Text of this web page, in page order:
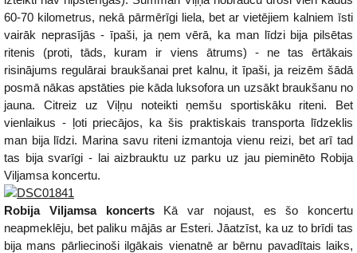
60-70 kilometrus, nekā pārmērīgi liela, bet ar vietējiem kalniem īsti
vairāk neprasījās - īpaši, ja ņem vērā, ka man līdzi bija pilsētas
ritenis (proti, tāds, kuram ir viens ātrums) - ne tas ērtākais
risinājums regulārai braukšanai pret kalnu, it īpaši, ja reizēm šādā
posmā nākas apstāties pie kāda luksofora un uzsākt braukšanu no
jauna. Citreiz uz Viļņu noteikti ņemšu sportiskāku riteni. Bet
vienlaikus - ļoti priecājos, ka šis praktiskais transporta līdzeklis
man bija līdzi. Marina savu riteni izmantoja vienu reizi, bet arī tad
tas bija svarīgi - lai aizbrauktu uz parku uz jau pieminēto Robija
Viljamsa koncertu.
Robija Viljamsa koncertsKā var nojaust, es šo koncertu
neapmeklēju, bet paliku mājās ar Esteri. Jāatzīst, ka uz to brīdi tas
bija mans pārliecinoši ilgākais vienatnē ar bērnu pavadītais laiks,